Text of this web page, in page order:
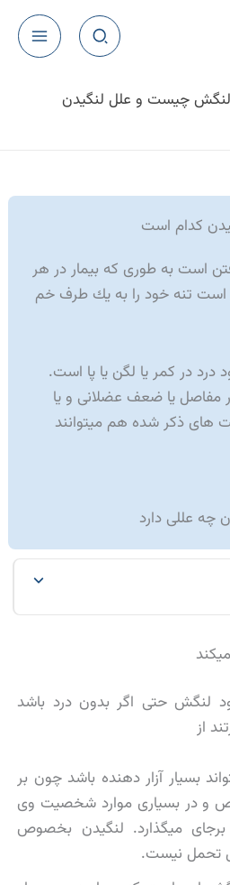
لنگش چیست و علل لنگیدن
كدام است
است به طوری كه بیمار در هر
است تنه خود را به یك طرف خم
در کمر یا لگن یا پا است.
مفاصل یا ضعف عضلانی و یا
ذکر شده هم میتوانند
لنگش حتی اگر بدون درد باشد
از
بسیار آزار دهنده باشد چون بر
و در بسیاری موارد شخصیت وی
برجای میگذارد. لنگیدن بخصوص
تحمل نیست.